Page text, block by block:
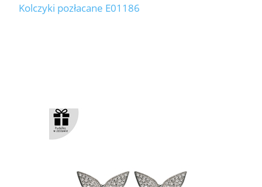
Kolczyki pozłacane E01186